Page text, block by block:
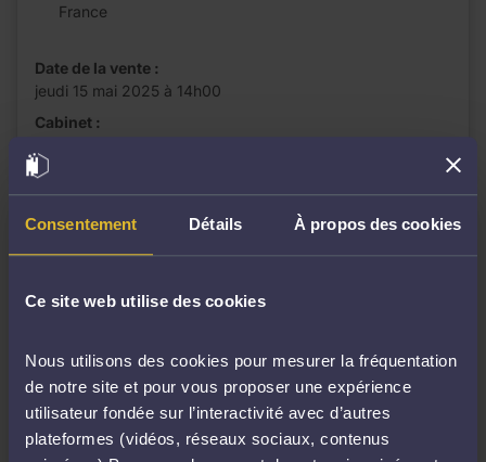
Consentement Détails À propos des cookies
Ce site web utilise des cookies
Nous utilisons des cookies pour mesurer la fréquentation
de notre site et pour vous proposer une expérience
utilisateur fondée sur l’interactivité avec d’autres
plateformes (vidéos, réseaux sociaux, contenus
France
Date de la vente :
jeudi 15 mai 2025 à 14h00
Cabinet :